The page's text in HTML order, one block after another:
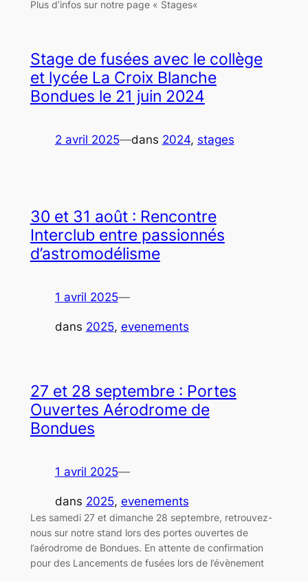
Plus d’infos sur notre page « Stages«
Stage de fusées avec le collège
et lycée La Croix Blanche
Bondues le 21 juin 2024
2 avril 2025—dans 2024, stages
30 et 31 août : Rencontre
Interclub entre passionnés
d’astromodélisme
1 avril 2025—
dans 2025, evenements
27 et 28 septembre : Portes
Ouvertes Aérodrome de
Bondues
1 avril 2025—
dans 2025, evenements
Les samedi 27 et dimanche 28 septembre, retrouvez-
nous sur notre stand lors des portes ouvertes de
l’aérodrome de Bondues. En attente de confirmation
pour des Lancements de fusées lors de l’évènement